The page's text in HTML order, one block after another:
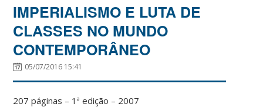
IMPERIALISMO E LUTA DE
CLASSES NO MUNDO
CONTEMPORÂNEO
05/07/2016 15:41
207 páginas – 1ª edição – 2007